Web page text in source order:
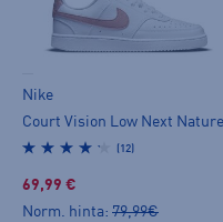
Nike
(12)
69,99 €
Norm. hinta: 79,99€